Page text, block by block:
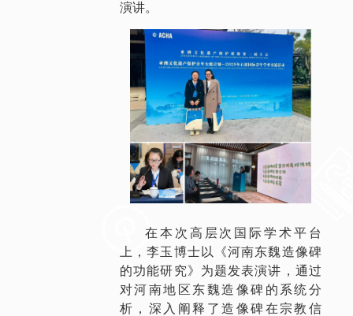
演讲。
在本次高层次国际学术平台
上，李玉博士以《河南东魏造像碑
的功能研究》为题发表演讲，通过
对河南地区东魏造像碑的系统分
析，深入阐释了造像碑在宗教信